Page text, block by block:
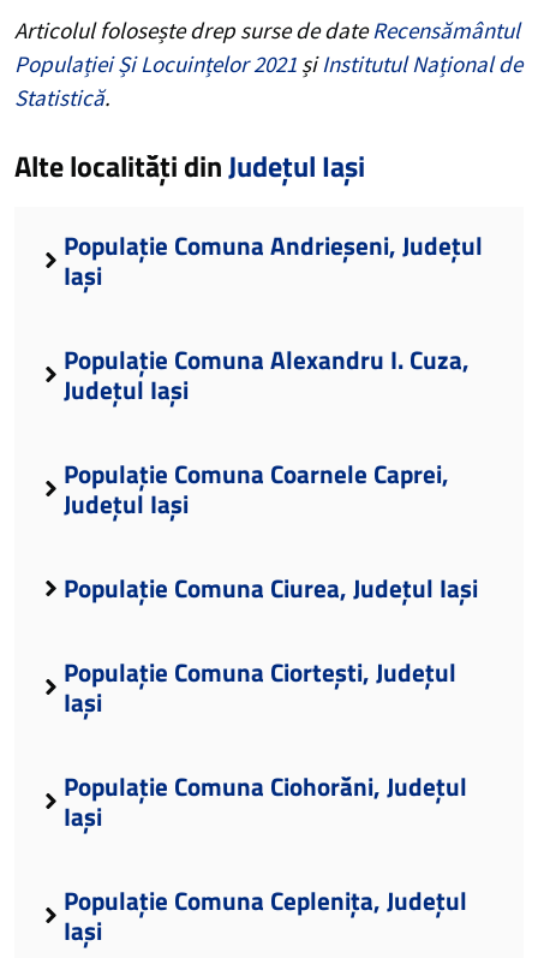
Articolul folosește drep surse de dateRecensământul
Populației Și Locuințelor 2021 șiInstitutul Național de
Statistică.
Alte localități dinJudețul Iași
Populație Comuna Andrieșeni, Județul
Iași
Populație Comuna Alexandru I. Cuza,
Județul Iași
Populație Comuna Coarnele Caprei,
Județul Iași
Populație Comuna Ciurea, Județul Iași
Populație Comuna Ciortești, Județul
Iași
Populație Comuna Ciohorăni, Județul
Iași
Populație Comuna Ceplenița, Județul
Iași